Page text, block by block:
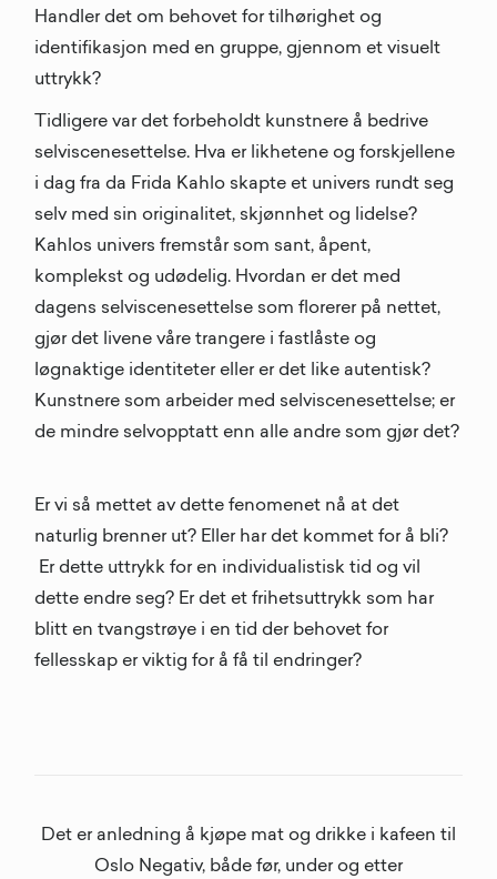
Handler det om behovet for tilhørighet og
identifikasjon med en gruppe, gjennom et visuelt
uttrykk?
Tidligere var det forbeholdt kunstnere å bedrive
selviscenesettelse. Hva er likhetene og forskjellene
i dag fra da Frida Kahlo skapte et univers rundt seg
selv med sin originalitet, skjønnhet og lidelse?
Kahlos univers fremstår som sant, åpent,
komplekst og udødelig. Hvordan er det med
dagens selviscenesettelse som florerer på nettet,
gjør det livene våre trangere i fastlåste og
løgnaktige identiteter eller er det like autentisk?
Kunstnere som arbeider med selviscenesettelse; er
de mindre selvopptatt enn alle andre som gjør det?
Er vi så mettet av dette fenomenet nå at det
naturlig brenner ut? Eller har det kommet for å bli?
Er dette uttrykk for en individualistisk tid og vil
dette endre seg? Er det et frihetsuttrykk som har
blitt en tvangstrøye i en tid der behovet for
fellesskap er viktig for å få til endringer?
Det er anledning å kjøpe mat og drikke i kafeen til
Oslo Negativ, både før, under og etter